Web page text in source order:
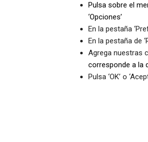
Pulsa sobre el
‘Opciones’
En la pestaña
En la pestaña de
Agrega nuestras
corresponde a la
Pulsa ‘OK’ o